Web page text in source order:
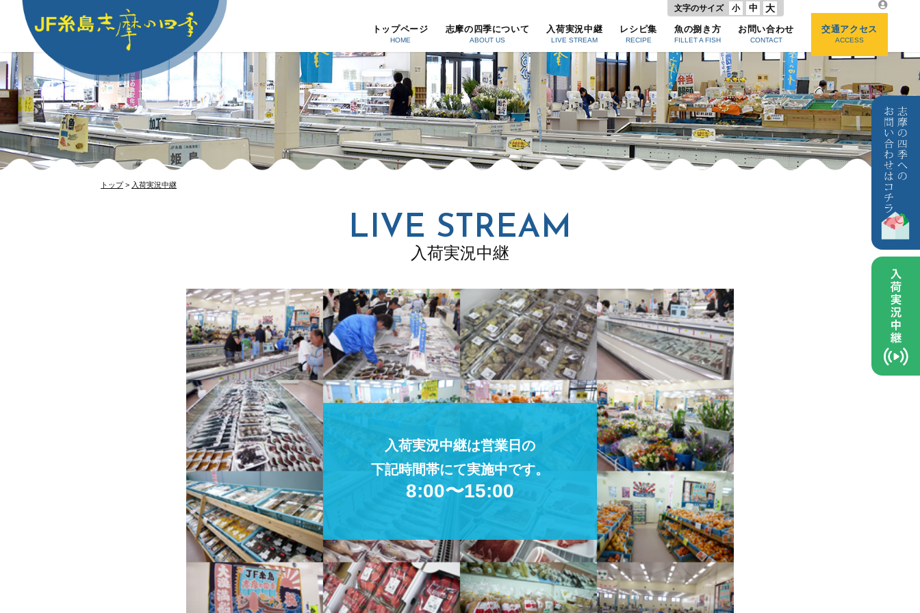
文字のサイズ 小 中 大
トップページ
HOME
志摩の四季について
ABOUT US
入荷実況中継
LIVE STREAM
レシピ集
RECIPE
魚の捌き方
FILLET A FISH
お問い合わせ
CONTACT
交通アクセス
ACCESS
トップ> 入荷実況中継
LIVE STREAM
入荷実況中継
入荷実況中継は営業日の
下記時間帯にて実施中です。
8:00〜15:00